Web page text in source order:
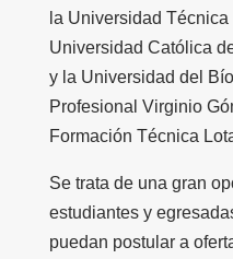
la Universidad
Universidad Católica
y la Universidad del
Profesional Virginio
Formación Técnica
Se trata de una gran
estudiantes y
puedan postular a